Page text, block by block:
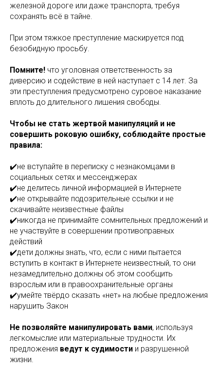
железной дороге или даже транспорта, требуя
сохранять всё в тайне.
При этом тяжкое преступление маскируется под
безобидную просьбу.
Помните! что уголовная ответственность за
диверсию и содействие в ней наступает с 14 лет. За
эти преступления предусмотрено суровое наказание
вплоть до длительного лишения свободы.
Чтобы не стать жертвой манипуляций и не
совершить роковую ошибку, соблюдайте простые
правила:
✔️не вступайте в переписку с незнакомцами в
социальных сетях и мессенджерах
✔️не делитесь личной информацией в Интернете
✔️не открывайте подозрительные ссылки и не
скачивайте неизвестные файлы
✔️никогда не принимайте сомнительных предложений и
не участвуйте в совершении противоправных
действий
✔️дети должны знать, что, если с ними пытается
вступить в контакт в Интернете неизвестный, то они
незамедлительно должны об этом сообщить
взрослым или в правоохранительные органы
✔️умейте твёрдо сказать «нет» на любые предложения
нарушить Закон
Не позволяйте манипулировать вами, используя
легкомыслие или материальные трудности. Их
предложения ведут к судимости и разрушенной
жизни.